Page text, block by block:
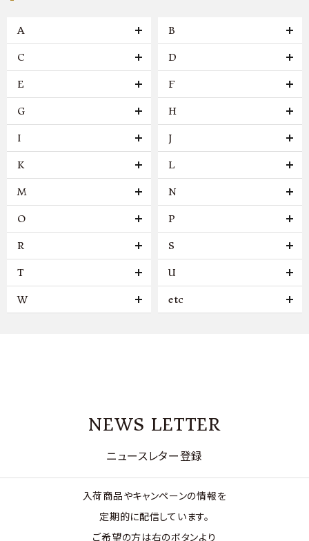
A B
C D
E F
G H
I J
K L
M N
O P
R S
T U
W etc
NEWS LETTER
ニュースレター登録
入荷商品やキャンペーンの情報を
定期的に配信しています。
ご希望の方は右のボタンより